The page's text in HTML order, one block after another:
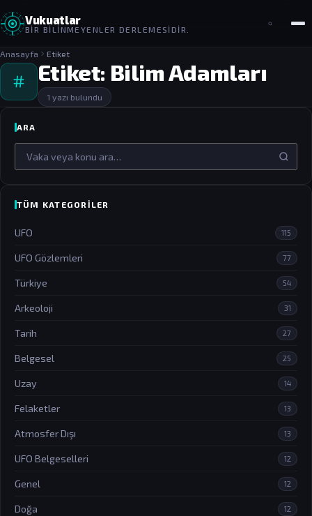
Vukuatlar
BIR BILINMEYENLER DERLEMESIDIR.
Anasayfa Etiket
Etiket: Bilim Adamları
1 yazı bulundu
ARA
Arama
TÜM KATEGORILER
UFO 115
UFO Gözlemleri 77
Türkiye 54
Arkeoloji 31
Tarih 27
Belgesel 25
Uzay 14
Felaketler 13
Atmosfer Dışı 13
UFO Belgeselleri 12
Genel 12
Doğa 12